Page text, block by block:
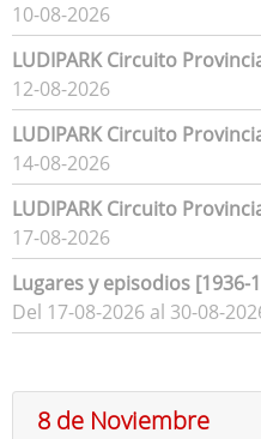
10-08-2026
LUDIPARK Circuito
12-08-2026
LUDIPARK Circuito
14-08-2026
LUDIPARK Circuito
17-08-2026
Lugares y episodios [1936-
Del 17-08-2026 al 30-08-
8 de Noviembre